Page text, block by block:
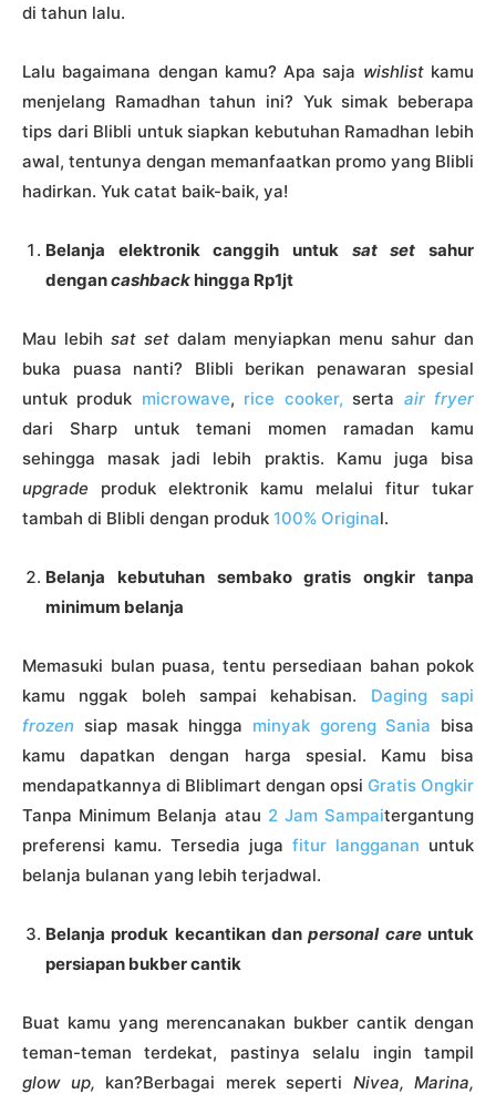
di tahun lalu.
Lalu bagaimana dengan kamu? Apa saja wishlistkamu
menjelang Ramadhan tahun ini? Yuk simak beberapa
tips dari Blibli untuk siapkan kebutuhan Ramadhan lebih
awal, tentunya dengan memanfaatkan promo yang Blibli
hadirkan. Yuk catat baik-baik, ya!
Belanja elektronik canggih untuk sat set sahur
dengancashback hingga Rp1jt
Mau lebih sat set dalam menyiapkan menu sahur dan
buka puasa nanti? Blibli berikan penawaran spesial
untuk produk microwave, rice cooker, serta air fryer
dari Sharp untuk temani momen ramadan kamu
sehingga masak jadi lebih praktis. Kamu juga bisa
upgrade produk elektronik kamu melalui fitur tukar
tambah di Blibli dengan produk 100% Original.
Belanja kebutuhan sembako gratis ongkir tanpa
minimum belanja
Memasuki bulan puasa, tentu persediaan bahan pokok
kamu nggak boleh sampai kehabisan. Daging sapi
frozen siap masak hingga minyak goreng Sania bisa
kamu dapatkan dengan harga spesial. Kamu bisa
mendapatkannya di Bliblimart dengan opsi Gratis Ongkir
Tanpa Minimum Belanja atau 2 Jam Sampaitergantung
preferensi kamu. Tersedia juga fitur langganan untuk
belanja bulanan yang lebih terjadwal.
Belanja produk kecantikan dan personal careuntuk
persiapan bukber cantik
Buat kamu yang merencanakan bukber cantik dengan
teman-teman terdekat, pastinya selalu ingin tampil
glow up, kan?Berbagai merek seperti Nivea, Marina,